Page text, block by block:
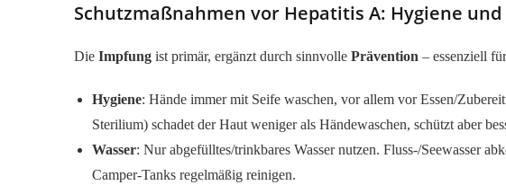
Schutzmaßnahmen vor Hepatitis A: Hygiene
Die Impfung ist primär, ergänzt durch sinnvolle Prävention – essenziell
Hygiene: Hände immer mit Seife waschen, vor allem vor Essen/
Sterilium) schadet der Haut weniger als Händewaschen, schützt aber
Wasser: Nur abgefülltes/trinkbares Wasser nutzen. Fluss-/Seewasser
Camper-Tanks regelmäßig reinigen.